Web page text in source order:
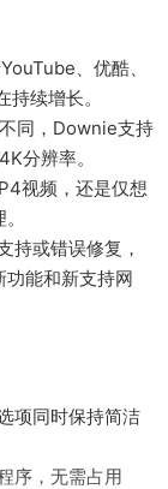
、优酷、
续增长。
同，Downie支持
分辨率。
视频，还是仅想
持或错误修复，
能和新支持网
项同时保持简洁
序，无需占用